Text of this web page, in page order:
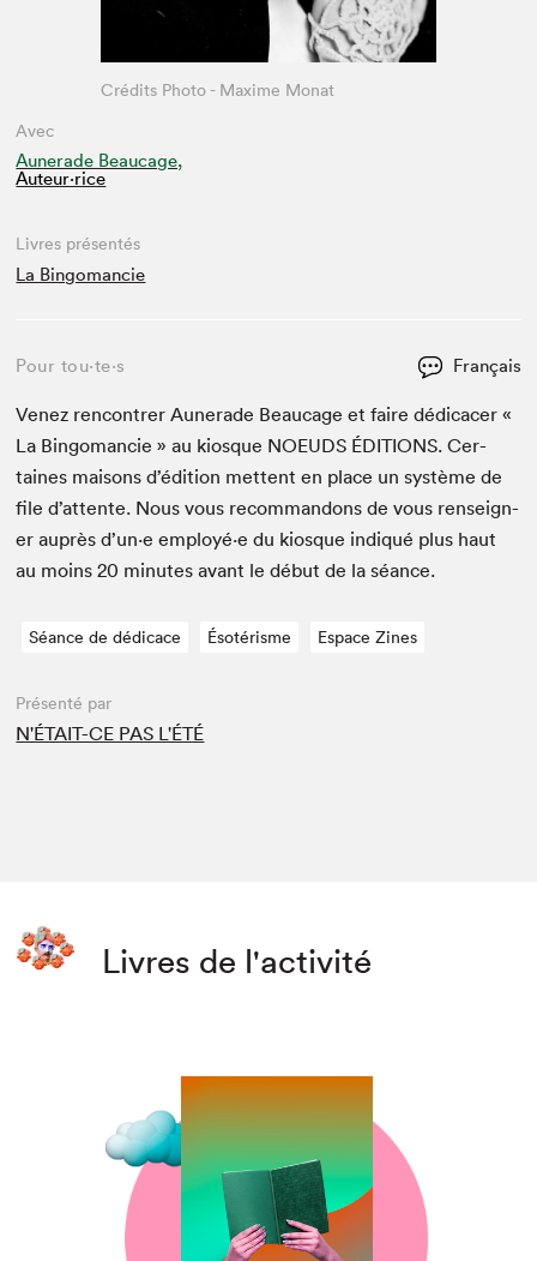
Avec
Aunerade Beaucage,
Auteur·rice
Crédits Photo - Maxime Monat
Livres présentés
La Bingomancie
Pour tou⋅te⋅s Français
Venez ren­con­tr­er Auner­ade Beaucage et faire dédi­cac­er «
La Bin­go­man­cie » au kiosque NOEUDS ÉDI­TIONS. Cer­
taines maisons d’édi­tion met­tent en place un sys­tème de
file d’at­tente. Nous vous recom­man­dons de vous ren­seign­
er auprès d’un·e employé·e du kiosque indiqué plus haut
au moins20 min­utes avant le début de la séance.
Séance de dédicace Ésotérisme Espace Zines
Présenté par
N'ÉTAIT-CE PAS L'ÉTÉ
Livres de l'activité